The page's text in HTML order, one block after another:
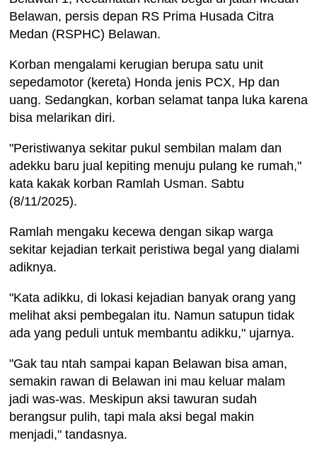
Belawan, persis depan RS Prima Husada Citra
Medan (RSPHC) Belawan.
Korban mengalami kerugian berupa satu unit
sepedamotor (kereta) Honda jenis PCX, Hp dan
uang. Sedangkan, korban selamat tanpa luka karena
bisa melarikan diri.
"Peristiwanya sekitar pukul sembilan malam dan
adekku baru jual kepiting menuju pulang ke rumah,"
kata kakak korban Ramlah Usman. Sabtu
(8/11/2025).
Ramlah mengaku kecewa dengan sikap warga
sekitar kejadian terkait peristiwa begal yang dialami
adiknya.
"Kata adikku, di lokasi kejadian banyak orang yang
melihat aksi pembegalan itu. Namun satupun tidak
ada yang peduli untuk membantu adikku," ujarnya.
"Gak tau ntah sampai kapan Belawan bisa aman,
semakin rawan di Belawan ini mau keluar malam
jadi was-was. Meskipun aksi tawuran sudah
berangsur pulih, tapi mala aksi begal makin
menjadi," tandasnya.